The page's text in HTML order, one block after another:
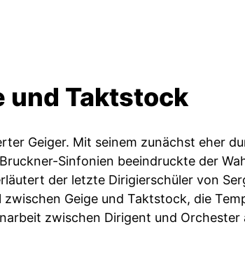
und Taktstock
Geiger. Mit seinem zunächst eher
Sinfonien beeindruckte der
der letzte Dirigierschüler von
Geige und Taktstock, die
zwischen Dirigent und Orchester